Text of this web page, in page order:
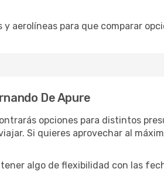
aerolíneas para que comparar
De Apure
opciones para distintos
Si quieres aprovechar al
algo de flexibilidad con las